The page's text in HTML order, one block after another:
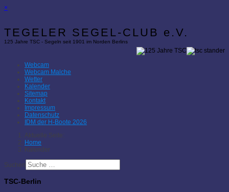
×
TEGELER SEGEL-CLUB e.V.
125 Jahre TSC - Segeln seit 1901 im Norden Berlins
Webcam
Webcam Malche
Wetter
Kalender
Sitemap
Kontakt
Impressum
Datenschutz
IDM der H-Boote 2026
Aktuelle Seite:
Home
Kalender
Suchen
TSC-Berlin